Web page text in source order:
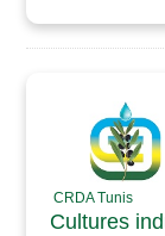
CRDA Tunis
Cultures